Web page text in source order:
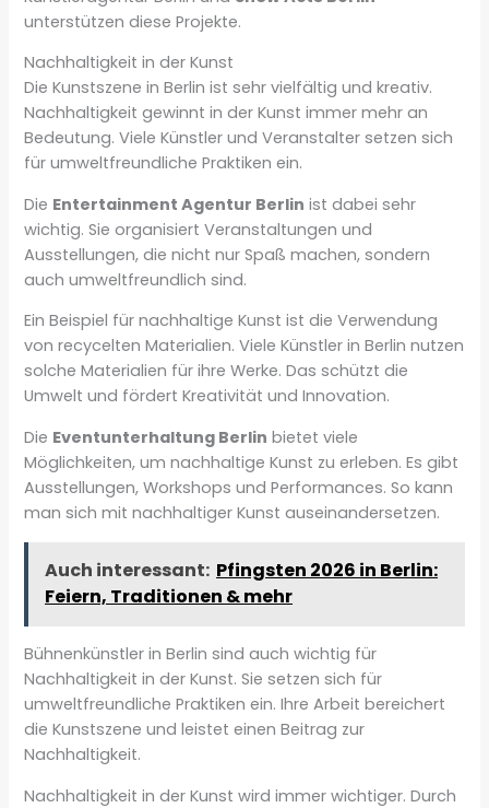
unterstützen diese Projekte.
Nachhaltigkeit in der Kunst
Die Kunstszene in Berlin ist sehr vielfältig und kreativ.
Nachhaltigkeit gewinnt in der Kunst immer mehr an
Bedeutung. Viele Künstler und Veranstalter setzen sich
für umweltfreundliche Praktiken ein.
Die Entertainment Agentur Berlin ist dabei sehr
wichtig. Sie organisiert Veranstaltungen und
Ausstellungen, die nicht nur Spaß machen, sondern
auch umweltfreundlich sind.
Ein Beispiel für nachhaltige Kunst ist die Verwendung
von recycelten Materialien. Viele Künstler in Berlin nutzen
solche Materialien für ihre Werke. Das schützt die
Umwelt und fördert Kreativität und Innovation.
Die Eventunterhaltung Berlin bietet viele
Möglichkeiten, um nachhaltige Kunst zu erleben. Es gibt
Ausstellungen, Workshops und Performances. So kann
man sich mit nachhaltiger Kunst auseinandersetzen.
Auch interessant: Pfingsten 2026 in Berlin:
Feiern, Traditionen & mehr
Bühnenkünstler in Berlin sind auch wichtig für
Nachhaltigkeit in der Kunst. Sie setzen sich für
umweltfreundliche Praktiken ein. Ihre Arbeit bereichert
die Kunstszene und leistet einen Beitrag zur
Nachhaltigkeit.
Nachhaltigkeit in der Kunst wird immer wichtiger. Durch